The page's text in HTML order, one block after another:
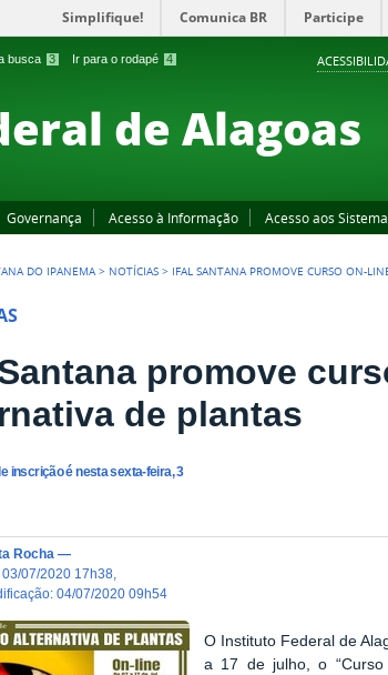
busca 3 Ir para o rodapé 4
Simplifique! Comunica BR Participe
de Alagoas
Governança Acesso à Informação Acesso aos
DO IPANEMA > NOTÍCIAS > IFAL SANTANA PROMOVE CURSO ON-
promove
de plantas
inscrição é nesta sexta-feira, 3
Rocha —
03/07/2020 17h38
:04/07/2020 09h54
O Instituto Federal de
a 17 de julho, o “Curso